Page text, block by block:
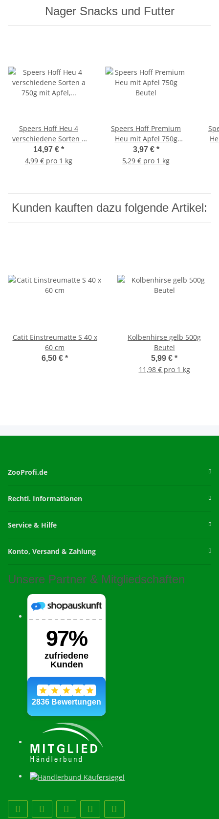
Nager Snacks und Futter
Speers Hoff Heu 4
verschiedene Sorten a
750g mit Apfel, Blüten
Gartengemüse und
14,97 € *
4,99 € pro 1 kg
Speers Hoff Premium
Heu mit Apfel 750g
Beutel
3,97 € *
5,29 € pro 1 kg
Kunden kauften dazu folgende Artikel:
Catit Einstreumatte S 40 x
60 cm
6,50 € *
Kolbenhirse gelb 500g
Beutel
5,99 € *
11,98 € pro 1 kg
ZooProfi.de
Rechtl. Informationen
Service & Hilfe
Konto, Versand & Zahlung
Unsere Partner & Mitgliedschaften